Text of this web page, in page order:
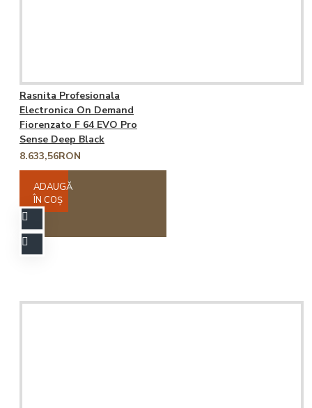
Rasnita Profesionala
Electronica On Demand
Fiorenzato F 64 EVO Pro
Sense Deep Black
8.633,56RON
ADAUGĂ
ÎN COŞ